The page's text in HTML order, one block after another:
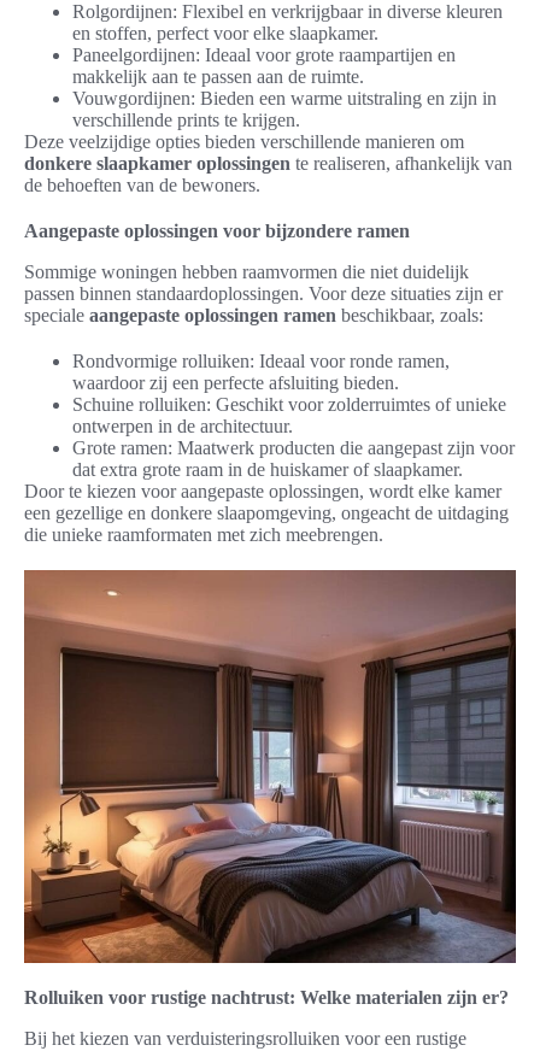
Rolgordijnen: Flexibel en verkrijgbaar in diverse kleuren
en stoffen, perfect voor elke slaapkamer.
Paneelgordijnen: Ideaal voor grote raampartijen en
makkelijk aan te passen aan de ruimte.
Vouwgordijnen: Bieden een warme uitstraling en zijn in
verschillende prints te krijgen.
Deze veelzijdige opties bieden verschillende manieren om
donkere slaapkamer oplossingen te realiseren, afhankelijk van
de behoeften van de bewoners.
Aangepaste oplossingen voor bijzondere ramen
Sommige woningen hebben raamvormen die niet duidelijk
passen binnen standaardoplossingen. Voor deze situaties zijn er
speciale aangepaste oplossingen ramen beschikbaar, zoals:
Rondvormige rolluiken: Ideaal voor ronde ramen,
waardoor zij een perfecte afsluiting bieden.
Schuine rolluiken: Geschikt voor zolderruimtes of unieke
ontwerpen in de architectuur.
Grote ramen: Maatwerk producten die aangepast zijn voor
dat extra grote raam in de huiskamer of slaapkamer.
Door te kiezen voor aangepaste oplossingen, wordt elke kamer
een gezellige en donkere slaapomgeving, ongeacht de uitdaging
die unieke raamformaten met zich meebrengen.
Rolluiken voor rustige nachtrust: Welke materialen zijn er?
Bij het kiezen van verduisteringsrolluiken voor een rustige